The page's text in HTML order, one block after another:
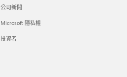
公司新聞
Microsoft 隱私權
投資者